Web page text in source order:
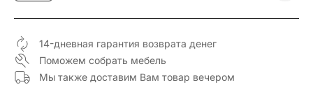
14-дневная гарантия возврата денег
Поможем собрать мебель
Мы также доставим Вам товар вечером